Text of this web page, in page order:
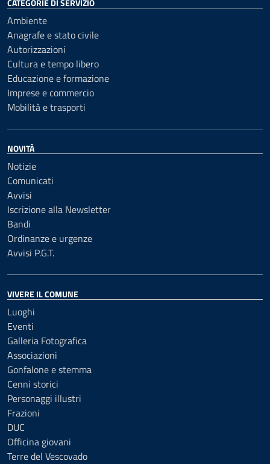
CATEGORIE DI SERVIZIO
Ambiente
Anagrafe e stato civile
Autorizzazioni
Cultura e tempo libero
Educazione e formazione
Imprese e commercio
Mobilità e trasporti
NOVITÀ
Notizie
Comunicati
Avvisi
Iscrizione alla Newsletter
Bandi
Ordinanze e urgenze
Avvisi P.G.T.
VIVERE IL COMUNE
Luoghi
Eventi
Galleria Fotografica
Associazioni
Gonfalone e stemma
Cenni storici
Personaggi illustri
Frazioni
DUC
Officina giovani
Terre del Vescovado